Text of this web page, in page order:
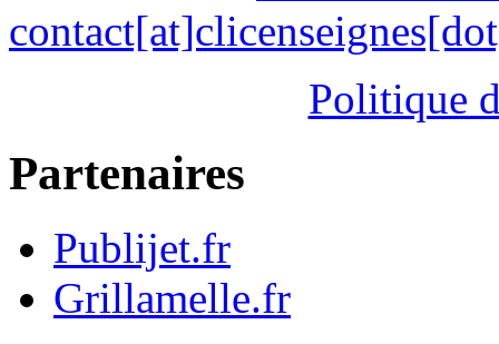
Politique
Partenaires
Publijet.fr
Grillamelle.fr